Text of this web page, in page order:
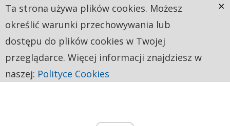
Ta strona używa plików cookies. Możesz
określić warunki przechowywania lub
dostępu do plików cookies w Twojej
przeglądarce. Więcej informacji znajdziesz w
naszej: Polityce Cookies
×